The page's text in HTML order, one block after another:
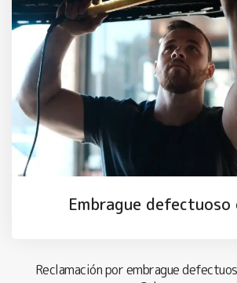
Embrague
Reclamación por embrague